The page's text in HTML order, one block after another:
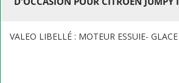
VALEO LIBELLÉ : MOTEUR ESSUIE- GLACE